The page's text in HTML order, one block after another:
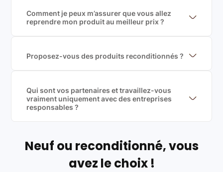
Comment je peux m’assurer que vous allez
reprendre mon produit au meilleur prix ?
garantir le meilleur prix de rachat. De plus, nous
sommes rémunéré à la commission sur la valeur de
Proposez-vous des produits reconditionnés ?
produits officiels de grandes marques et du
reconditionné de haute qualité
Qui sont vos partenaires et travaillez-vous
vraiment uniquement avec des entreprises
responsables ?
Labels environnementaux & qualité de nos partenaires
Neuf ou reconditionné, vous
avez le choix !